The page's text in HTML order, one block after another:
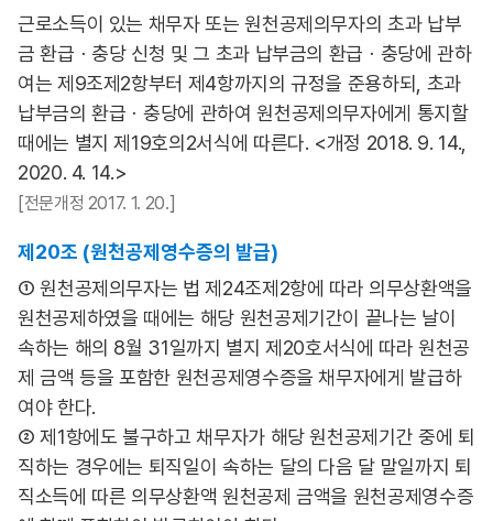
근로소득이 있는 채무자 또는 원천공제의무자의 초과 납부
금 환급ㆍ충당 신청 및 그 초과 납부금의 환급ㆍ충당에 관하
여는 제9조제2항부터 제4항까지의 규정을 준용하되, 초과
납부금의 환급ㆍ충당에 관하여 원천공제의무자에게 통지할
때에는 별지 제19호의2서식에 따른다. <개정 2018. 9. 14.,
2020. 4. 14.>
[전문개정 2017. 1. 20.]
제20조 (원천공제영수증의 발급)
① 원천공제의무자는 법 제24조제2항에 따라 의무상환액을
원천공제하였을 때에는 해당 원천공제기간이 끝나는 날이
속하는 해의 8월 31일까지 별지 제20호서식에 따라 원천공
제 금액 등을 포함한 원천공제영수증을 채무자에게 발급하
여야 한다.
② 제1항에도 불구하고 채무자가 해당 원천공제기간 중에 퇴
직하는 경우에는 퇴직일이 속하는 달의 다음 달 말일까지 퇴
직소득에 따른 의무상환액 원천공제 금액을 원천공제영수증